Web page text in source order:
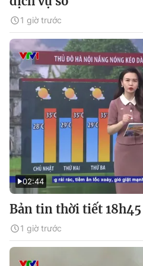
1 giờ trước
02:44
Bản tin thời tiết
1 giờ trước